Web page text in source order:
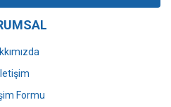
daha pahalı.
Formu